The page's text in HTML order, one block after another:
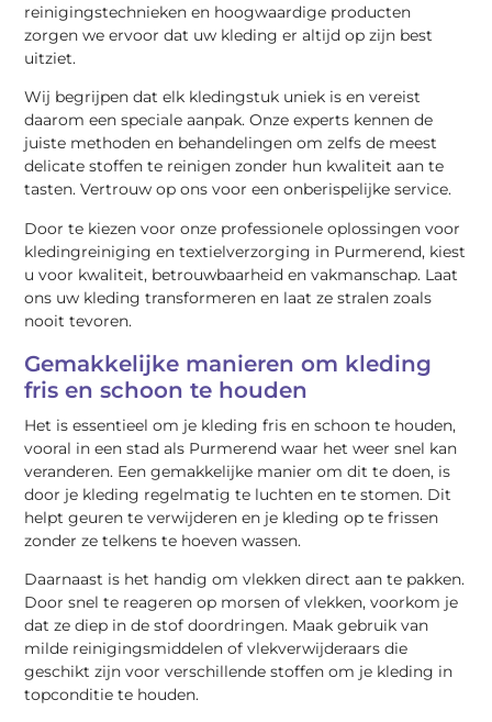
reinigingstechnieken en hoogwaardige producten
zorgen we ervoor dat uw kleding er altijd op zijn best
uitziet.
Wij begrijpen dat elk kledingstuk uniek is en vereist
daarom een speciale aanpak. Onze experts kennen de
juiste methoden en behandelingen om zelfs de meest
delicate stoffen te reinigen zonder hun kwaliteit aan te
tasten. Vertrouw op ons voor een onberispelijke service.
Door te kiezen voor onze professionele oplossingen voor
kledingreiniging en textielverzorging in Purmerend, kiest
u voor kwaliteit, betrouwbaarheid en vakmanschap. Laat
ons uw kleding transformeren en laat ze stralen zoals
nooit tevoren.
Gemakkelijke manieren om kleding
fris en schoon te houden
Het is essentieel om je kleding fris en schoon te houden,
vooral in een stad als Purmerend waar het weer snel kan
veranderen. Een gemakkelijke manier om dit te doen, is
door je kleding regelmatig te luchten en te stomen. Dit
helpt geuren te verwijderen en je kleding op te frissen
zonder ze telkens te hoeven wassen.
Daarnaast is het handig om vlekken direct aan te pakken.
Door snel te reageren op morsen of vlekken, voorkom je
dat ze diep in de stof doordringen. Maak gebruik van
milde reinigingsmiddelen of vlekverwijderaars die
geschikt zijn voor verschillende stoffen om je kleding in
topconditie te houden.